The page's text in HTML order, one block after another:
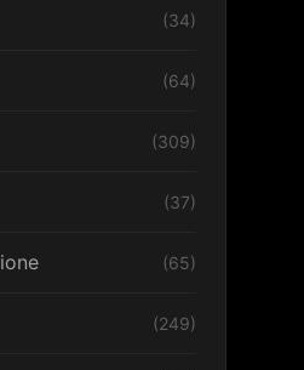
(34)
(64)
(309)
(37)
(65)
(249)